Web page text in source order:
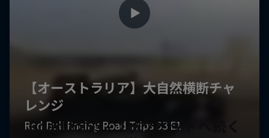
Road to 55 -コックピットへ続く